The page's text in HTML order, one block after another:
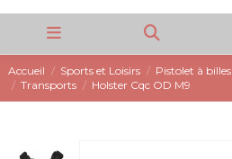
Accueil Sports et Loisirs Pistolet à billes
Transports
Holster Cqc OD M9